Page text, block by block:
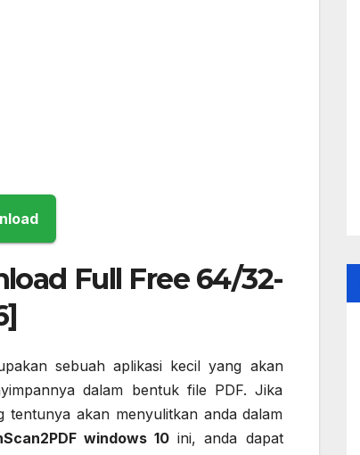
Download
Full Free 64/32-
sebuah aplikasi kecil yang akan
dalam bentuk file PDF. Jika
tentunya akan menyulitkan anda dalam
windows 10 ini, anda dapat